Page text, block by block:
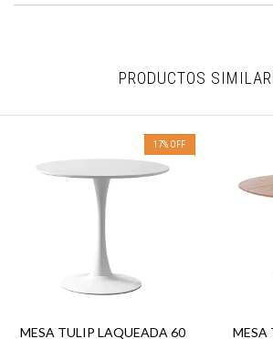
PRODUCTOS
17% OFF
MESA TULIP LAQUEADA 60
MESA